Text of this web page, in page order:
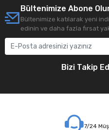
Bültenimize Abone
Bültenimize katılarak yeni
edinin ve daha fazla fırsat
Bizi Takip
7/24